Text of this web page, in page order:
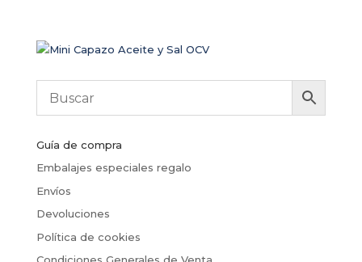
Guía de compra
Embalajes especiales regalo
Envíos
Devoluciones
Política de cookies